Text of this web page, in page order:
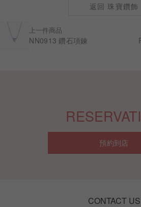
上一件商品
NN0913 鑽石項鍊
返回 珠寶鑽飾
預約到店
CONTACT US